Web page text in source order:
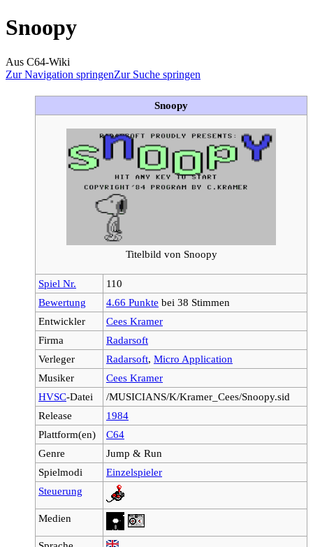
Snoopy
Aus C64-Wiki
Zur Navigation springenZur Suche springen
Snoopy
Titelbild von Snoopy
Spiel Nr.
110
Bewertung
4.66 Punkte bei 38 Stimmen
Entwickler
Cees Kramer
Firma
Radarsoft
Verleger
Radarsoft, Micro Application
Musiker
Cees Kramer
HVSC-Datei
/MUSICIANS/K/Kramer_Cees/Snoopy.sid
Release
1984
Plattform(en)
C64
Genre
Jump & Run
Spielmodi
Einzelspieler
Steuerung
Medien